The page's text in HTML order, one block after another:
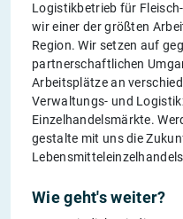
Logistikbetrieb für
wir einer der größten
Region. Wir setzen auf
partnerschaftlichen
Arbeitsplätze an
Verwaltungs- und
Einzelhandelsmärkte.
gestalte mit uns die
Wie geht's weiter?